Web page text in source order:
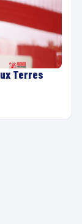
Terres